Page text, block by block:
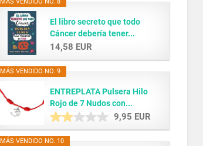
El libro secreto que todo
Cáncer debería tener...
14,58 EUR
MÁS VENDIDO NO. 9
ENTREPLATA Pulsera Hilo
Rojo de 7 Nudos con...
9,95 EUR
MÁS VENDIDO NO. 10